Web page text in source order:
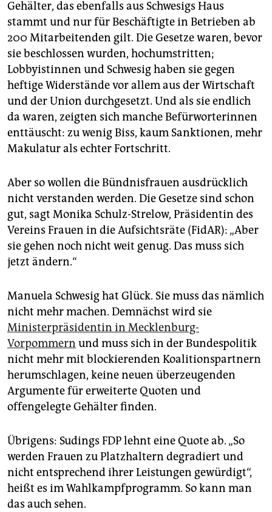
Gehälter, das ebenfalls aus Schwesigs Haus
stammt und nur für Beschäftigte in Betrieben ab
200 Mitarbeitenden gilt. Die Gesetze waren, bevor
sie beschlossen wurden, hochumstritten;
Lobbyistinnen und Schwesig haben sie gegen
heftige Widerstände vor allem aus der Wirtschaft
und der Union durchgesetzt. Und als sie endlich
da waren, zeigten sich manche Befürworterinnen
enttäuscht: zu wenig Biss, kaum Sanktionen, mehr
Makulatur als echter Fortschritt.
Aber so wollen die Bündnisfrauen ausdrücklich
nicht verstanden werden. Die Gesetze sind schon
gut, sagt Monika Schulz-Strelow, Präsidentin des
Vereins Frauen in die Aufsichtsräte (FidAR): „Aber
sie gehen noch nicht weit genug. Das muss sich
jetzt ändern.“
Manuela Schwesig hat Glück. Sie muss das nämlich
nicht mehr machen. Demnächst wird sie
Ministerpräsidentin in Mecklenburg-
Vorpommern und muss sich in der Bundespolitik
nicht mehr mit blockierenden Koalitionspartnern
herumschlagen, keine neuen überzeugenden
Argumente für erweiterte Quoten und
offengelegte Gehälter finden.
Übrigens: Sudings FDP lehnt eine Quote ab. „So
werden Frauen zu Platzhaltern degradiert und
nicht entsprechend ihrer Leistungen gewürdigt“,
heißt es im Wahlkampfprogramm. So kann man
das auch sehen.